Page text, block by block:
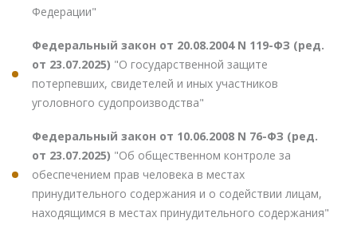
Федерации"
Федеральный закон от 20.08.2004 N 119-ФЗ (ред.
от 23.07.2025) "О государственной защите
потерпевших, свидетелей и иных участников
уголовного судопроизводства"
Федеральный закон от 10.06.2008 N 76-ФЗ (ред.
от 23.07.2025) "Об общественном контроле за
обеспечением прав человека в местах
принудительного содержания и о содействии лицам,
находящимся в местах принудительного содержания"